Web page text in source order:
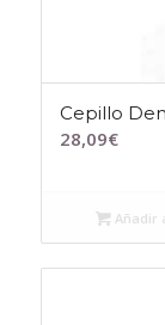
Cepillo
28,09€
Añadir